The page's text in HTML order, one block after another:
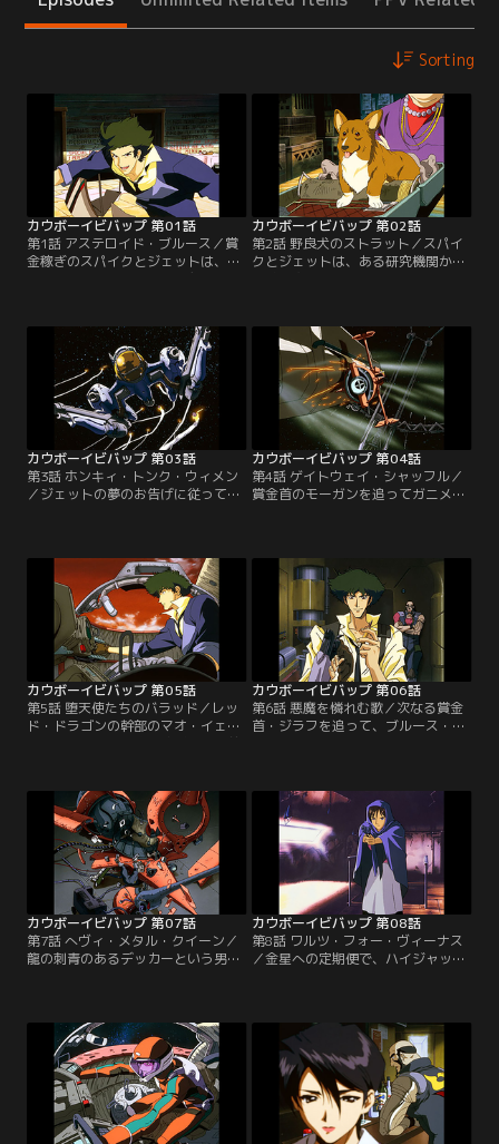
Sorting
カウボーイビバップ 第01話
第1話 アステロイド・ブルース／賞
金稼ぎのスパイクとジェットは、組
織から非合法目薬“ブラッディ・ア
ってくる。占い師のラフィング・ブ
ルから獲物は北にいると教えられた
スパイクは、アシモフの身重の恋人
カテリーナと出会う。二人は火星へ
逃亡しようとしていたが…。【提
供：バンダイチャンネル】
カウボーイビバップ 第02話
第2話 野良犬のストラット／スパイ
クとジェットは、ある研究機関から
て火星へとやってきた。しかしその
頃、研究機関の追っ手を叩きのめし
たハキムは、漢方薬店でゴロツキに
実験動物の入っていたスーツ・ケー
スを盗まれてしまう…。【提供：バ
ンダイチャンネル】
カウボーイビバップ 第03話
第3話 ホンキィ・トンク・ウィメン
／ジェットの夢のお告げに従って、
める、美しく抜け目の無さそうな
女、フェイと出会った。ブラックジ
ャックの勝負に参加するスパイク。
フェイは彼を、オーナーから命ぜら
れた裏取引の相手と間違えゲームを
進めるが…。【提供：バンダイチャ
ンネル】
カウボーイビバップ 第04話
第4話 ゲイトウェイ・シャッフル／
賞金首のモーガンを追ってガニメデ
に殺されてしまう。二人は目標を変
更してトゥインクルを捕えるが、ト
ゥインクルの息子でもある部下たち
がウィルス爆弾でガニメデ政府を脅
迫し、賞金を取り消させてしまっ
た…。【提供：バンダイチャンネ
カウボーイビバップ 第05話
第5話 堕天使たちのバラッド／レッ
ド・ドラゴンの幹部のマオ・イェン
ライ。スパイクが賞金稼ぎになる前
止にも耳を貸さず、一人火星へ向か
うスパイク。だがそれは、スパイク
をはめようと仕掛けられた罠だった
のだ。仕掛けたのは、因縁の男ビシ
ャス。二人の対決の行方は…。【提
供：バンダイチャンネル】
カウボーイビバップ 第06話
第6話 悪魔を憐れむ歌／次なる賞金
首・ジラフを追って、ブルース・バ
その車椅子の父・ゼブラを追って姿
を消し、スパイクが追いついた時に
は彼らのホテルで撃たれた後だっ
た。「あいつを助けてくれ…」謎の
言葉が意味するものは？【提供：バ
ンダイチャンネル】
カウボーイビバップ 第07話
第7話 へヴィ・メタル・クイーン／
龍の刺青のあるデッカーという男。
はそこで、気風がよくヘビメタ好き
の女トラッカーVTと出会う。その頃
フェイは、ファミレスに姿を現した
デッカーを取り逃した上、レッドテ
イルを破壊されてしまった…。【提
供：バンダイチャンネル】
カウボーイビバップ 第08話
第8話 ワルツ・フォー・ヴィーナス
／金星への定期便で、ハイジャック
しいと願い出た。だがその直後、ロ
コは何かの包みをスパイクに預ける
と、何者かに追われて逃げ去ってし
まう。実はロコの首にも賞金がかか
っていたのだ。その罪状は…。【提
供：バンダイチャンネル】